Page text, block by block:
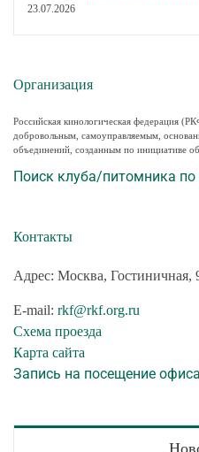
23.07.2026
Организация
Российская кинологическая федерация
добровольным, самоуправляемым,
объединений, созданным по инициативе
Поиск клуба/питомника по
Контакты
Адрес: Москва, Гостиничная,
E-mail: rkf@rkf.org.ru
Схема проезда
Карта сайта
Запись на посещение